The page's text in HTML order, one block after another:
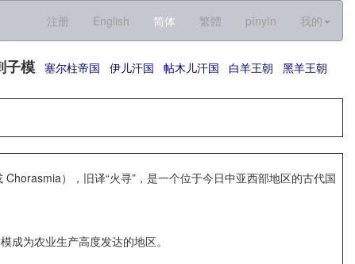
注册 English 简体 繁體 pīnyīn 我的
子模 塞尔柱帝国 伊儿汗国 帖木儿汗国 白羊王朝
黑羊王朝
为农业生产高度发达的地区。